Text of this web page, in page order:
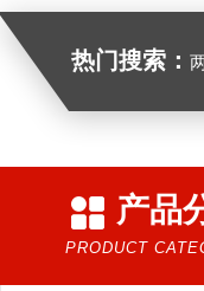
热门搜索：
产品
PRODUCT